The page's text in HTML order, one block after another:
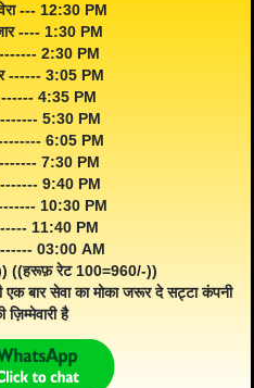
--- 12:30 PM
---- 1:30 PM
2:30 PM
------ 3:05 PM
------ 4:35 PM
5:30 PM
6:05 PM
7:30 PM
------- 9:40 PM
10:30 PM
11:40 PM
03:00 AM
((हरूफ़ रेट 100=960/-))
बार सेवा का मोका जरूर दे सट्टा कंपनी
है